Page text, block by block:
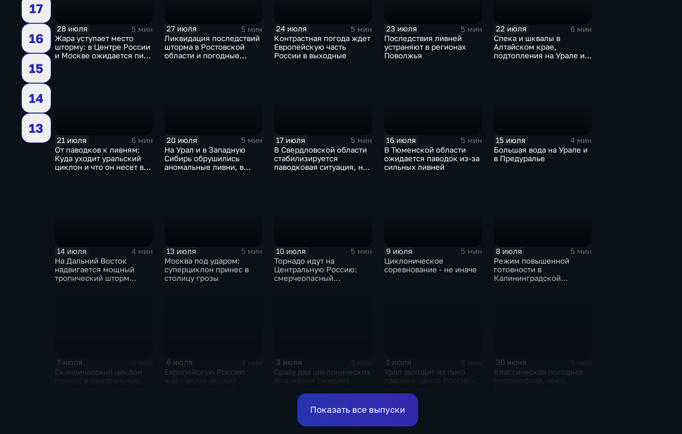
17
16
15
14
13
28 июля
5 мин
Жара уступает место
шторму: в Центре России
и Москве ожидается пик
27 июля
5 мин
Ликвидация последствий
шторма в Ростовской
области и погодные
24 июля
5 мин
Контрастная погода ждет
Европейскую часть
России в выходные
23 июля
5 мин
Последствия ливней
устраняют в регионах
Поволжья
22 июля
6 мин
Спека и шквалы в
Алтайском крае,
подтопления на Урале и
21 июля
6 мин
От паводков к ливням:
Куда уходит уральский
циклон и что он несет в
20 июля
5 мин
На Урал и в Западную
Сибирь обрушились
аномальные ливни, в
17 июля
5 мин
В Свердловской области
стабилизируется
паводковая ситуация, но
16 июля
5 мин
В Тюменской области
ожидается паводок из-за
сильных ливней
15 июля
4 мин
Большая вода на Урале и
в Предуралье
14 июля
4 мин
На Дальний Восток
надвигается мощный
тропический шторм
13 июля
5 мин
Москва под ударом:
суперциклон принес в
столицу грозы
10 июля
5 мин
Торнадо идут на
Центральную Россию:
смерчеопасный
9 июля
5 мин
Циклоническое
соревнование - не иначе
8 июля
5 мин
Режим повышенной
готовности в
Калининградской
7 июля
Скандинавский циклон
6 июля
Европейскую Россию
3 июля
Сразу два циклонических
оставшиеся дни недели
1 июля
Урал выходит из пика
30 июня
Классическая погодная
Показать все выпуски